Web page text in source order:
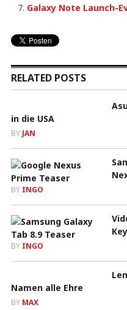
Galaxy Note Launch-
RELATED POSTS
in die USA
BY JAN
BY INGO
BY INGO
Namen alle Ehre
BY MAX